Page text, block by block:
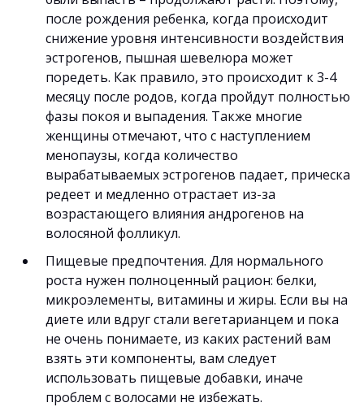
после рождения ребенка, когда происходит
снижение уровня интенсивности воздействия
эстрогенов, пышная шевелюра может
поредеть. Как правило, это происходит к 3-4
месяцу после родов, когда пройдут полностью
фазы покоя и выпадения. Также многие
женщины отмечают, что с наступлением
менопаузы, когда количество
вырабатываемых эстрогенов падает, прическа
редеет и медленно отрастает из-за
возрастающего влияния андрогенов на
волосяной фолликул.
Пищевые предпочтения. Для нормального
роста нужен полноценный рацион: белки,
микроэлементы, витамины и жиры. Если вы на
диете или вдруг стали вегетарианцем и пока
не очень понимаете, из каких растений вам
взять эти компоненты, вам следует
использовать пищевые добавки, иначе
проблем с волосами не избежать.